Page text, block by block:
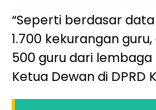
“Seperti berdasar
1.700 kekurangan
500 guru dari lembaga
Ketua Dewan di DPRD